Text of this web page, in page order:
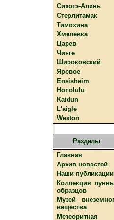
Сихотэ-Алинь
Стерлитамак
Тимохина
Хмелевка
Царев
Чинге
Широковский
Яровое
Ensisheim
Honolulu
Kaidun
L'aigle
Weston
Разделы
Главная
Архив новостей
Наши публикации
Коллекция
образцов
Музей
вещества
Метеоритная